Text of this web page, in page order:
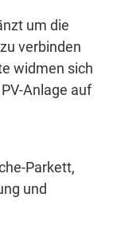
um die
verbinden
widmen sich
Anlage auf
Parkett,
und